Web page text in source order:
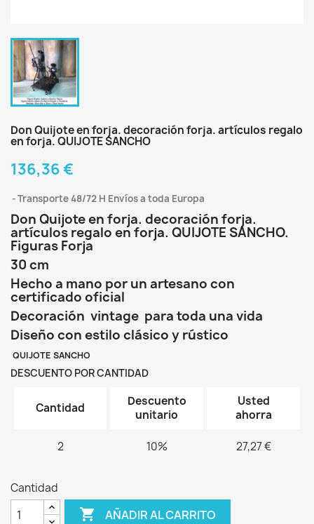
Don Quijote en forja. decoración forja. artículos regalo
en forja. QUIJOTE SANCHO
136,36 €
Transporte 48/72 H Envíos a toda Europa
Don Quijote en forja. decoración forja.
artículos regalo en forja. QUIJOTE SANCHO.
Figuras Forja
30 cm
Hecho a mano por un artesano con
certificado oficial
Decoración vintage para toda una vida
Diseño con estilo clásico y rústico
QUIJOTE SANCHO
DESCUENTO POR CANTIDAD
Cantidad
Descuento
unitario
Usted
ahorra
2 10% 27,27 €
Cantidad
 AÑADIR AL CARRITO